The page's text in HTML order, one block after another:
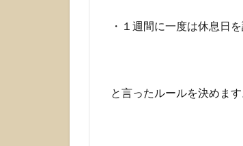
・１週間に一度は休息日
と言ったルールを決めます